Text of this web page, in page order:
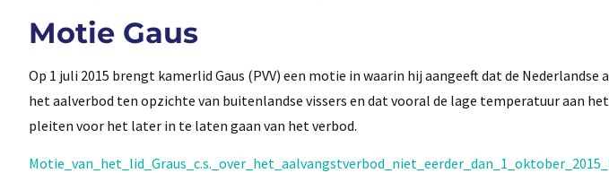
Motie Gaus
Op 1 juli 2015 brengt kamerlid Gaus (PVV) een motie in waarin hij aangeeft dat de
het aalverbod ten opzichte van buitenlandse vissers en dat vooral de lage temperatuur aan
pleiten voor het later in te laten gaan van het verbod.